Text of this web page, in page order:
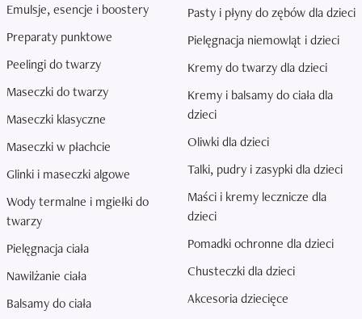
Emulsje, esencje i boostery
Preparaty punktowe
Peelingi do twarzy
Maseczki do twarzy
Maseczki klasyczne
Maseczki w płachcie
Glinki i maseczki algowe
Wody termalne i mgiełki do
twarzy
Pielęgnacja ciała
Nawilżanie ciała
Balsamy do ciała
Pasty i płyny do zębów dla dzieci
Pielęgnacja niemowląt i dzieci
Kremy do twarzy dla dzieci
Kremy i balsamy do ciała dla
dzieci
Oliwki dla dzieci
Talki, pudry i zasypki dla dzieci
Maści i kremy lecznicze dla
dzieci
Pomadki ochronne dla dzieci
Chusteczki dla dzieci
Akcesoria dziecięce